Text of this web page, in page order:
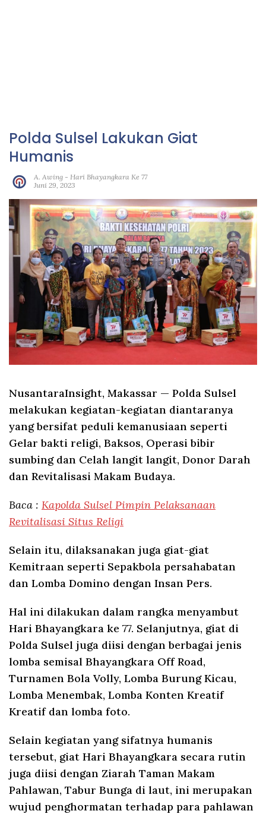
Polda Sulsel Lakukan Giat
Humanis
A. Awing - Hari Bhayangkara Ke 77
Juni 29, 2023
NusantaraInsight, Makassar — Polda Sulsel
melakukan kegiatan-kegiatan diantaranya
yang bersifat peduli kemanusiaan seperti
Gelar bakti religi, Baksos, Operasi bibir
sumbing dan Celah langit langit, Donor Darah
dan Revitalisasi Makam Budaya.
Baca : Kapolda Sulsel Pimpin Pelaksanaan
Revitalisasi Situs Religi
Selain itu, dilaksanakan juga giat-giat
Kemitraan seperti Sepakbola persahabatan
dan Lomba Domino dengan Insan Pers.
Hal ini dilakukan dalam rangka menyambut
Hari Bhayangkara ke 77. Selanjutnya, giat di
Polda Sulsel juga diisi dengan berbagai jenis
lomba semisal Bhayangkara Off Road,
Turnamen Bola Volly, Lomba Burung Kicau,
Lomba Menembak, Lomba Konten Kreatif
Kreatif dan lomba foto.
Selain kegiatan yang sifatnya humanis
tersebut, giat Hari Bhayangkara secara rutin
juga diisi dengan Ziarah Taman Makam
Pahlawan, Tabur Bunga di laut, ini merupakan
wujud penghormatan terhadap para pahlawan